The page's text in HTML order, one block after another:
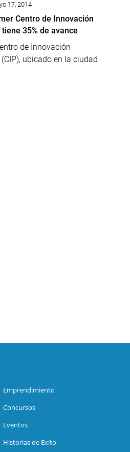
17, 2014
Centro de Innovación
35% de avance
de Innovación
ubicado en la ciudad
Emprendimiento
Concursos
Eventos
Historias de Exíto